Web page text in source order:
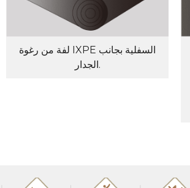
لفة من رغوة IXPE السفلية بجانب
الجدار.